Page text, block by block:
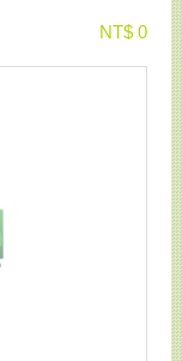
NT$ 0